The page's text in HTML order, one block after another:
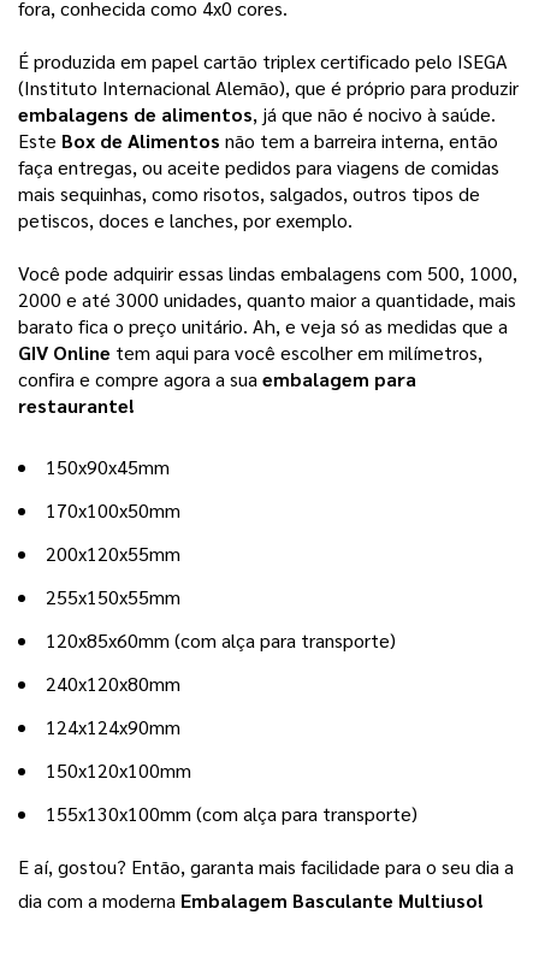
fora, conhecida como 4x0 cores.
É produzida em papel cartão triplex certificado pelo ISEGA
embalagens de alimentos, já que não é nocivo à saúde.
Este Box de Alimentos não tem a barreira interna, então
faça entregas, ou aceite pedidos para viagens de comidas
mais sequinhas, como risotos, salgados, outros tipos de
petiscos, doces e lanches, por exemplo.
Você pode adquirir essas lindas embalagens com 500, 1000,
2000 e até 3000 unidades, quanto maior a quantidade, mais
GIV Online tem aqui para você escolher em milímetros,
confira e compre agora a sua embalagem para
restaurante!
150x90x45mm
170x100x50mm
200x120x55mm
255x150x55mm
120x85x60mm (com alça para transporte)
240x120x80mm
124x124x90mm
150x120x100mm
155x130x100mm (com alça para transporte)
E aí, gostou? Então, garanta mais facilidade para o seu dia a
dia com a moderna Embalagem Basculante Multiuso!